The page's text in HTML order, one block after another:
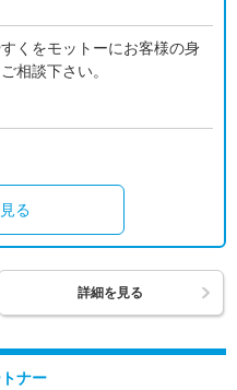
くをモットーにお客様の身
相談下さい。
る
詳細を見る
ナー